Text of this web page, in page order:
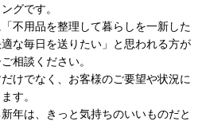
グです。
不用品を整理して暮らしを一新した
な毎日を送りたい」と思われる方が
相談ください。
けでなく、お客様のご要望や状況に
す。
年は、きっと気持ちのいいものだと